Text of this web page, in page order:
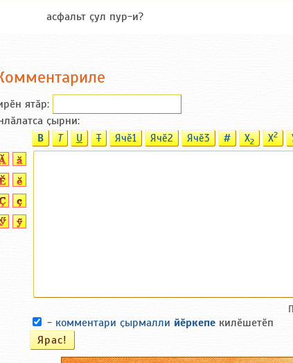
асфальт çул пур-и?
ятӑp:
ҫырни:
B T U T Ячӗ1 Ячӗ2 Ячӗ3 # X2 X2
- комментари ҫырмалли йӗркепе килӗшетӗп